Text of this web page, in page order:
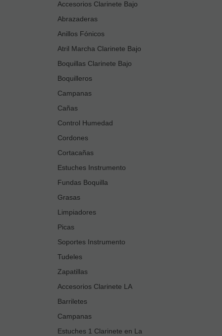
Accesorios Clarinete Bajo
Abrazaderas
Anillos Fónicos
Atril Marcha Clarinete Bajo
Boquillas Clarinete Bajo
Boquilleros
Campanas
Cañas
Control Humedad
Cordones
Cortacañas
Estuches Instrumento
Fundas Boquilla
Grasas
Limpiadores
Picas
Soportes Instrumento
Tudeles
Zapatillas
Accesorios Clarinete LA
Barriletes
Campanas
Estuches 1 Clarinete en La